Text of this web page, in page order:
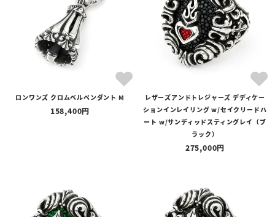
ロンワンズ クロムベルペンダント M
158,400
レザーズアンドトレジャーズ デディケー
ションインレイリング w/セイクリードハ
ート w/サンディッドスティングレイ（ブ
ラック）
275,000